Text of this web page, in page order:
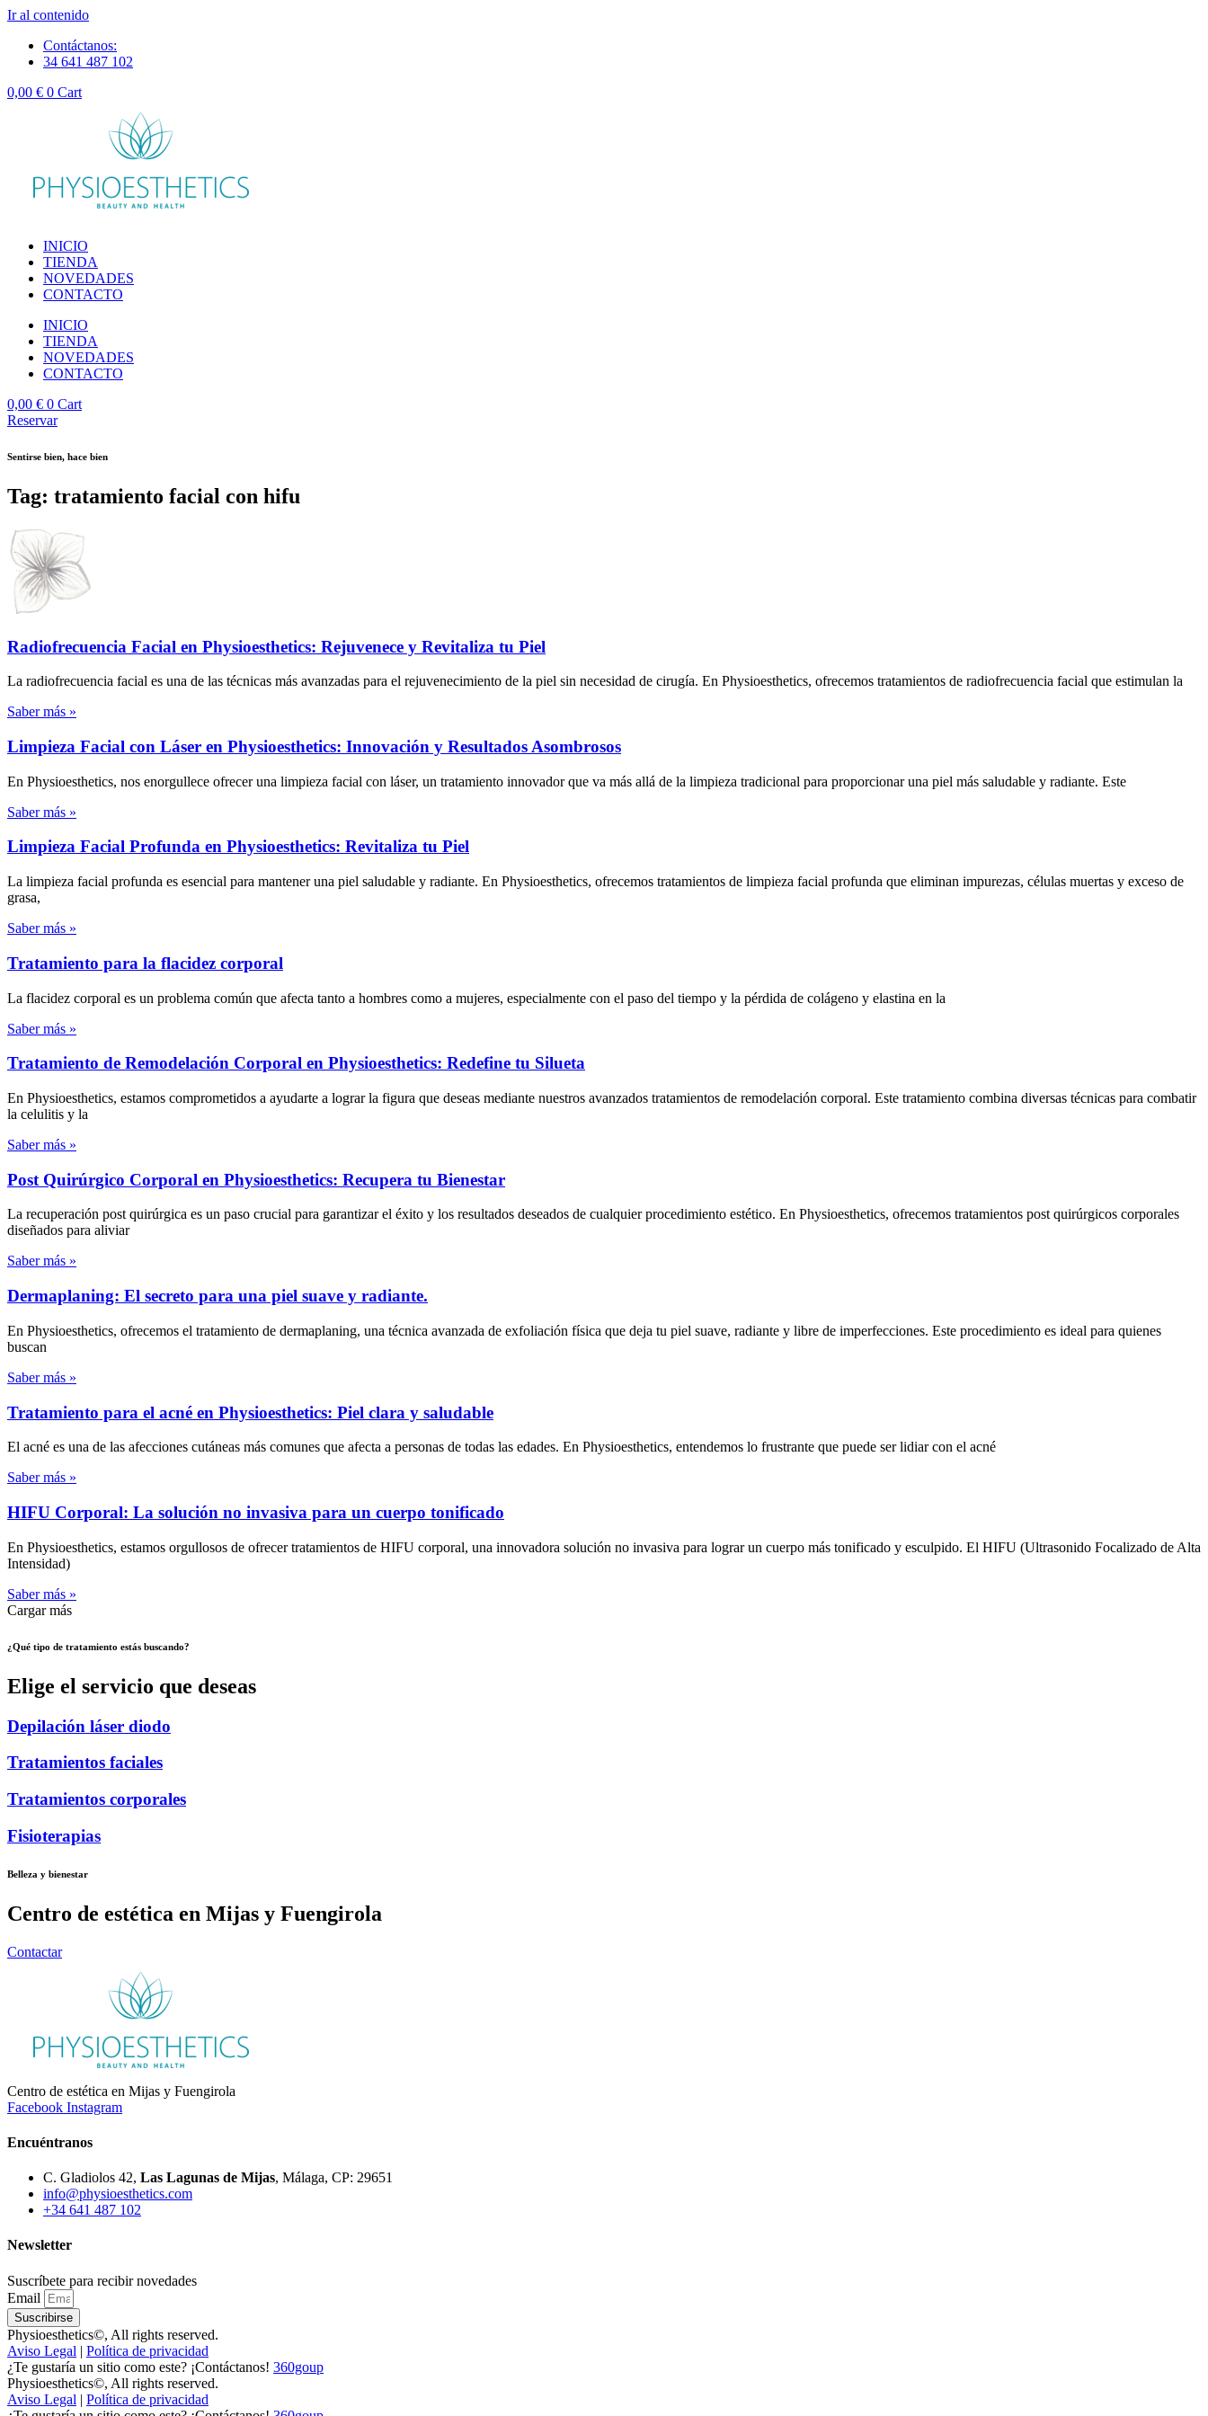
Ir al contenido
Contáctanos:
34 641 487 102
0,00 € 0 Cart
INICIO
TIENDA
NOVEDADES
CONTACTO
INICIO
TIENDA
NOVEDADES
CONTACTO
0,00 € 0 Cart
Reservar
Sentirse bien, hace bien
Tag: tratamiento facial con hifu
Radiofrecuencia Facial en Physioesthetics: Rejuvenece y Revitaliza tu Piel
La radiofrecuencia facial es una de las técnicas más avanzadas para el rejuvenecimiento de la piel sin necesidad de cirugía. En Physioesthetics, ofrecemos tratamientos de radiofrecuencia facial que estimulan la
Saber más »
Limpieza Facial con Láser en Physioesthetics: Innovación y Resultados Asombrosos
En Physioesthetics, nos enorgullece ofrecer una limpieza facial con láser, un tratamiento innovador que va más allá de la limpieza tradicional para proporcionar una piel más saludable y radiante. Este
Saber más »
Limpieza Facial Profunda en Physioesthetics: Revitaliza tu Piel
La limpieza facial profunda es esencial para mantener una piel saludable y radiante. En Physioesthetics, ofrecemos tratamientos de limpieza facial profunda que eliminan impurezas, células muertas y exceso de
grasa,
Saber más »
Tratamiento para la flacidez corporal
La flacidez corporal es un problema común que afecta tanto a hombres como a mujeres, especialmente con el paso del tiempo y la pérdida de colágeno y elastina en la
Saber más »
Tratamiento de Remodelación Corporal en Physioesthetics: Redefine tu Silueta
En Physioesthetics, estamos comprometidos a ayudarte a lograr la figura que deseas mediante nuestros avanzados tratamientos de remodelación corporal. Este tratamiento combina diversas técnicas para combatir
la celulitis y la
Saber más »
Post Quirúrgico Corporal en Physioesthetics: Recupera tu Bienestar
La recuperación post quirúrgica es un paso crucial para garantizar el éxito y los resultados deseados de cualquier procedimiento estético. En Physioesthetics, ofrecemos tratamientos post quirúrgicos corporales
diseñados para aliviar
Saber más »
Dermaplaning: El secreto para una piel suave y radiante.
En Physioesthetics, ofrecemos el tratamiento de dermaplaning, una técnica avanzada de exfoliación física que deja tu piel suave, radiante y libre de imperfecciones. Este procedimiento es ideal para quienes
buscan
Saber más »
Tratamiento para el acné en Physioesthetics: Piel clara y saludable
El acné es una de las afecciones cutáneas más comunes que afecta a personas de todas las edades. En Physioesthetics, entendemos lo frustrante que puede ser lidiar con el acné
Saber más »
HIFU Corporal: La solución no invasiva para un cuerpo tonificado
En Physioesthetics, estamos orgullosos de ofrecer tratamientos de HIFU corporal, una innovadora solución no invasiva para lograr un cuerpo más tonificado y esculpido. El HIFU (Ultrasonido Focalizado de Alta
Intensidad)
Saber más »
Cargar más
¿Qué tipo de tratamiento estás buscando?
Elige el servicio que deseas
Depilación láser diodo
Tratamientos faciales
Tratamientos corporales
Fisioterapias
Belleza y bienestar
Centro de estética en Mijas y Fuengirola
Contactar
Centro de estética en Mijas y Fuengirola
Facebook Instagram
Encuéntranos
C. Gladiolos 42, Las Lagunas de Mijas, Málaga, CP: 29651
info@physioesthetics.com
+34 641 487 102
Newsletter
Suscríbete para recibir novedades
Email
Suscribirse
Physioesthetics©, All rights reserved.
Aviso Legal | Política de privacidad
¿Te gustaría un sitio como este? ¡Contáctanos! 360goup
Physioesthetics©, All rights reserved.
Aviso Legal | Política de privacidad